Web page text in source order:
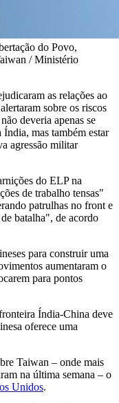
do Povo,
/ Ministério
as relações ao
sobre os riscos
deveria apenas se
Índia, mas também estar
agressão militar
do ELP na
de trabalho tensas"
patrulhas no front e
batalha", de acordo
para construir uma
aumentaram o
para pontos
Índia-China deve
oferece uma
Taiwan – onde mais
na última semana – o
Unidos.